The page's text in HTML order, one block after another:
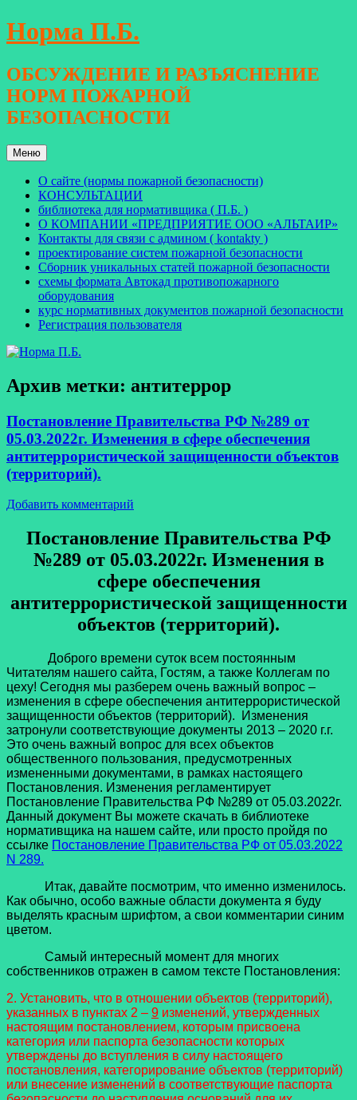
Перейти
к
Норма П.Б.
ОБСУЖДЕНИЕ И РАЗЪЯСНЕНИЕ
НОРМ ПОЖАРНОЙ
БЕЗОПАСНОСТИ
Меню
О сайте (нормы пожарной безопасности)
КОНСУЛЬТАЦИИ
библиотека для нормативщика ( П.Б. )
О КОМПАНИИ «ПРЕДПРИЯТИЕ ООО «АЛЬТАИР»
Контакты для связи с админом ( kontakty )
проектирование систем пожарной безопасности
Сборник уникальных статей пожарной безопасности
схемы формата Автокад противопожарного
оборудования
курс нормативных документов пожарной безопасности
Регистрация пользователя
Архив метки: антитеррор
Постановление Правительства РФ №289 от
05.03.2022г. Изменения в сфере обеспечения
антитеррористической защищенности объектов
(территорий).
Добавить комментарий
Постановление Правительства РФ
№289 от 05.03.2022г. Изменения в
сфере обеспечения
антитеррористической защищенности
объектов (территорий).
Доброго времени суток всем постоянным
Читателям нашего сайта, Гостям, а также Коллегам по
цеху! Сегодня мы разберем очень важный вопрос –
изменения в сфере обеспечения антитеррористической
защищенности объектов (территорий). Изменения
затронули соответствующие документы 2013 – 2020 г.г.
Это очень важный вопрос для всех объектов
общественного пользования, предусмотренных
измененными документами, в рамках настоящего
Постановления. Изменения регламентирует
Постановление Правительства РФ №289 от 05.03.2022г.
Данный документ Вы можете скачать в библиотеке
нормативщика на нашем сайте, или просто пройдя по
ссылке Постановление Правительства РФ от 05.03.2022
N 289.
Итак, давайте посмотрим, что именно изменилось.
Как обычно, особо важные области документа я буду
выделять красным шрифтом, а свои комментарии синим
цветом.
Самый интересный момент для многих
собственников отражен в самом тексте Постановления:
2. Установить, что в отношении объектов (территорий),
указанных в пунктах 2 – 9 изменений, утвержденных
настоящим постановлением, которым присвоена
категория или паспорта безопасности которых
утверждены до вступления в силу настоящего
постановления, категорирование объектов (территорий)
или внесение изменений в соответствующие паспорта